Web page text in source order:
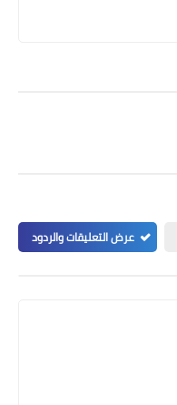
عرض التعليقات والردود